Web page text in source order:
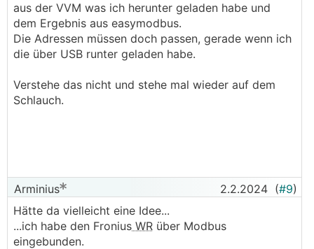
aus der VVM was ich herunter geladen habe und
dem Ergebnis aus easymodbus.
Die Adressen müssen doch passen, gerade wenn ich
die über USB runter geladen habe.
Verstehe das nicht und stehe mal wieder auf dem
Schlauch.
Arminius 2.2.2024 (#9)
Hätte da vielleicht eine Idee...
...ich habe den Fronius WR über Modbus
eingebunden.